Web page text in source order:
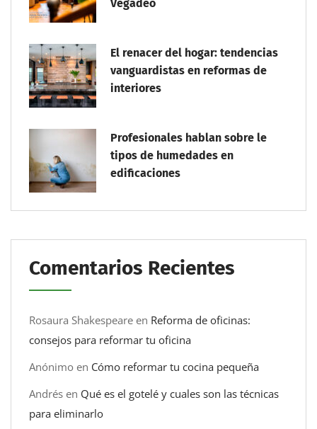
Vegadeo
El renacer del hogar: tendencias
vanguardistas en reformas de
interiores
Profesionales hablan sobre le
tipos de humedades en
edificaciones
Comentarios Recientes
Rosaura Shakespeare en Reforma de oficinas:
consejos para reformar tu oficina
Anónimo en Cómo reformar tu cocina pequeña
Andrés en Qué es el gotelé y cuales son las técnicas
para eliminarlo